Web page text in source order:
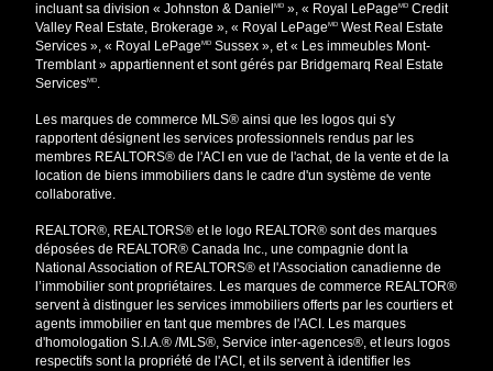
incluant sa division « Johnston & Daniel
MD », « Royal LePage MD Credit
Valley Real Estate, Brokerage », « Royal LePage MD West Real Estate
Services », « Royal LePage MD Sussex », et « Les immeubles Mont-
Tremblant » appartiennent et sont gérés par Bridgemarq Real Estate
ServicesMD.
Les marques de commerce MLS® ainsi que les logos qui s'y
rapportent désignent les services professionnels rendus par les
membres REALTORS® de l'ACI en vue de l'achat, de la vente et de la
location de biens immobiliers dans le cadre d'un système de vente
collaborative.
REALTOR®, REALTORS® et le logo REALTOR® sont des marques
déposées de REALTOR® Canada Inc., une compagnie dont la
National Association of REALTORS® et l'Association canadienne de
l’immobilier sont propriétaires. Les marques de commerce REALTOR®
servent à distinguer les services immobiliers offerts par les courtiers et
agents immobilier en tant que membres de l'ACI. Les marques
d'homologation S.I.A.® /MLS®, Service inter-agences®, et leurs logos
respectifs sont la propriété de l'ACI, et ils servent à identifier les